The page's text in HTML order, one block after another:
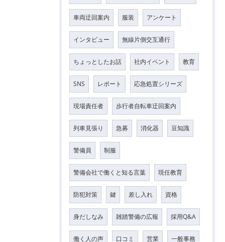
車両迂回案内 服装 アンケート
インタビュー 無線片側交互通行
ちょっとしたお話 社内イベント 教育
SNS レポート 応急処置シリーズ
現場責任者 歩行者自転車迂回案内
列車見張り 急募 消化器 豆知識
警備員 制服
警備会社で働くと知る言葉 現任教育
防犯対策 鍵 差し入れ 資格
身だしなみ 雑踏警備の広報 採用Q&A
働く人の声 口コミ 営業 一般事務